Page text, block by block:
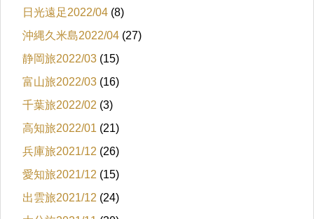
日光遠足2022/04 (8)
沖縄久米島2022/04 (27)
静岡旅2022/03 (15)
富山旅2022/03 (16)
千葉旅2022/02 (3)
高知旅2022/01 (21)
兵庫旅2021/12 (26)
愛知旅2021/12 (15)
出雲旅2021/12 (24)